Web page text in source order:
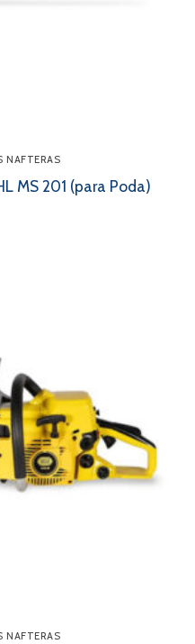
NAFTERAS
MS 201 (para Poda)
NAFTERAS